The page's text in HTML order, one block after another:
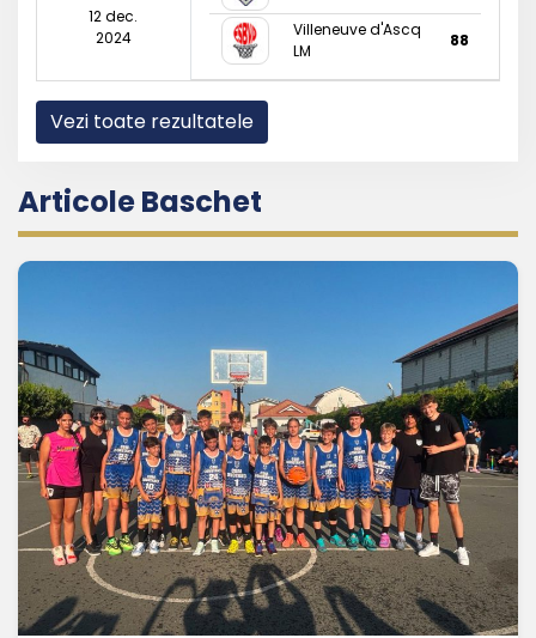
12 dec.
2024
Villeneuve d'Ascq
LM
88
Vezi toate rezultatele
Articole Baschet